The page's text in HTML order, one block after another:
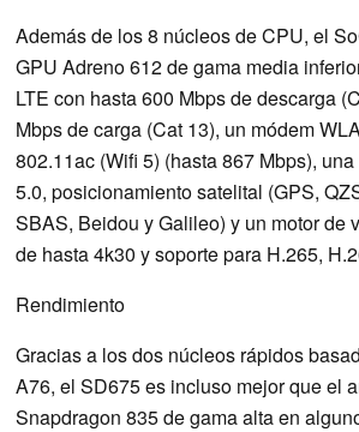
Además de los 8 núcleos de CPU, el
GPU Adreno 612 de gama media
LTE con hasta 600 Mbps de descarga
Mbps de carga (Cat 13), un módem
802.11ac (Wifi 5) (hasta 867 Mbps),
5.0, posicionamiento satelital (GPS,
SBAS, Beidou y Galileo) y un motor de
de hasta 4k30 y soporte para H.265,
Rendimiento
Gracias a los dos núcleos rápidos
A76, el SD675 es incluso mejor que el
Snapdragon 835 de gama alta en